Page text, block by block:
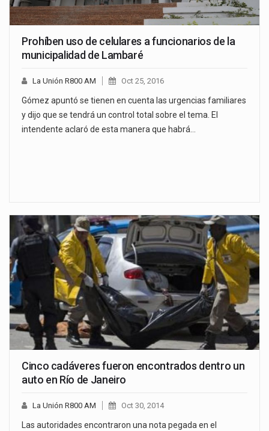
Prohíben uso de celulares a funcionarios de la
municipalidad de Lambaré
La Unión R800 AM Oct 25, 2016
Gómez apuntó se tienen en cuenta las urgencias familiares
y dijo que se tendrá un control total sobre el tema. El
intendente aclaró de esta manera que habrá…
Cinco cadáveres fueron encontrados dentro un
auto en Río de Janeiro
La Unión R800 AM Oct 30, 2014
Las autoridades encontraron una nota pegada en el